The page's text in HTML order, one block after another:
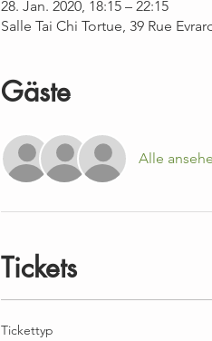
28. Jan. 2020, 18:15 – 22:15
Salle Tai Chi Tortue, 39 Rue
Gäste
Alle
Tickets
Tickettyp